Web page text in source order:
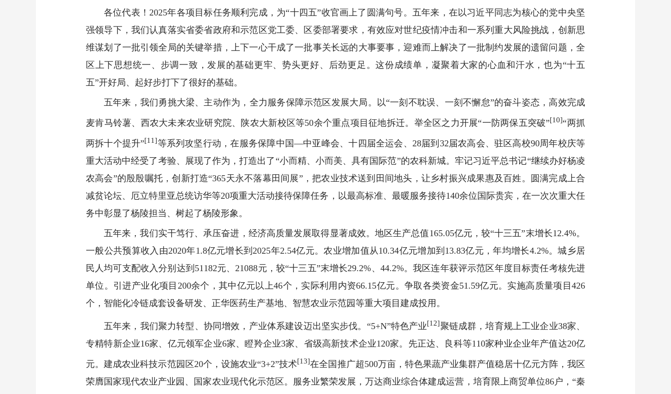
各位代表！2025年各项目标任务顺利完成，为“十四五”收官画上了圆满句号。五年来，在以习近平同志为核心的党中央坚
强领导下，我们认真落实省委省政府和示范区党工委、区委部署要求，有效应对世纪疫情冲击和一系列重大风险挑战，创新思
维谋划了一批引领全局的关键举措，上下一心干成了一批事关长远的大事要事，迎难而上解决了一批制约发展的遗留问题，全
区上下思想统一、步调一致，发展的基础更牢、势头更好、后劲更足。这份成绩单，凝聚着大家的心血和汗水，也为“十五
五”开好局、起好步打下了很好的基础。
五年来，我们勇挑大梁、主动作为，全力服务保障示范区发展大局。以“一刻不耽误、一刻不懈怠”的奋斗姿态，高效完成
麦肯马铃薯、西农大未来农业研究院、陕农大新校区等50余个重点项目征地拆迁。举全区之力开展“一防两保五突破”[10]“两抓
两拆十个提升”[11]等系列攻坚行动，在服务保障中国—中亚峰会、十四届全运会、28届到32届农高会、驻区高校90周年校庆等
重大活动中经受了考验、展现了作为，打造出了“小而精、小而美、具有国际范”的农科新城。牢记习近平总书记“继续办好杨凌
农高会”的殷殷嘱托，创新打造“365天永不落幕田间展”，把农业技术送到田间地头，让乡村振兴成果惠及百姓。圆满完成上合
减贫论坛、厄立特里亚总统访华等20项重大活动接待保障任务，以最高标准、最暖服务接待140余位国 际贵宾，在一次次重大任
务中彰显了杨陵担当、树起了杨陵形象。
五年来，我们实干笃行、承压奋进，经济高质量发展取得显著成效。地区生产总值165.05亿元，较“十三五”末增长12.4%。
一般公共预算收入由2020年1.8亿元增长到2025年2.54亿元。农业增加值从10.34亿元增加到13.83亿元，年均增长4.2%。城乡居
民人均可支配收入分别达到51182元、21088元，较“十三五”末增长29.2%、44.2%。我区连年获评示范区年度目标责任考核先进
单位。引进产业化项目200余个，其中亿元以上46个，实际利用内资66.15亿元。争取各类资金51.59亿元。实施高质量项目426
个，智能化冷链成套设备研发、正华医药生产基地、智慧农业示范园等重大项目建成投用。
五年来，我们聚力转型、协同增效，产业体系建设迈出坚实步伐。“5+N”特色产业[12]聚链成群，培育规上工业企业38家、
专精特新企业16家、亿元领军企业6家、瞪羚企业3家、省级高新技术企业120家。先正达、良科等110家种业企业年产值达20亿
元。建成农业科技示范园区20个，设施农业“3+2”技术[13]在全国推广超500万亩，特色果蔬产业集群产值稳居十亿元方阵，我区
荣膺国家现代农业产业园、国家农业现代化示范区。服务业繁荣发展，万达商业综合体建成运营，培育限上商贸单位86户，“秦